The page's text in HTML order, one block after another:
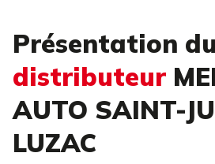
Présentation du
distributeur
AUTO SAINT-
LUZAC